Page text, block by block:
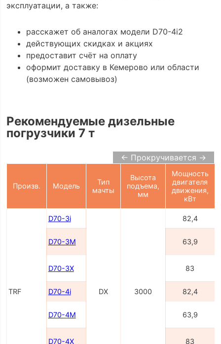
эксплуатации, а также:
расскажет об аналогах модели D70-4i2
действующих скидках и акциях
предоставит счёт на оплату
оформит доставку в Кемерово или области
(возможен самовывоз)
Рекомендуемые дизельные
погрузчики 7 т
← Прокручивается →
Произв. Модель
Тип
мачты
Высота
подъема,
мм
Мощность
двигателя
движения,
кВт
TRF
D70-3i
DX 3000
82,4
D70-3M 63,9
D70-3X 83
D70-4i 82,4
D70-4M 63,9
D70-4X 83